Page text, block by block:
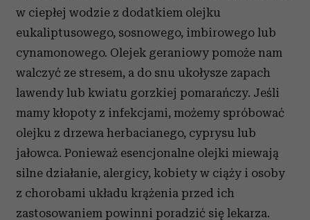
w ciepłej wodzie z dodatkiem olejku
eukaliptusowego, sosnowego, imbirowego lub
cynamonowego. Olejek geraniowy pomoże nam
walczyć ze stresem, a do snu ukołysze zapach
lawendy lub kwiatu gorzkiej pomarańczy. Jeśli
mamy kłopoty z infekcjami, możemy spróbować
olejku z drzewa herbacianego, cyprysu lub
jałowca. Ponieważ esencjonalne olejki miewają
silne działanie, alergicy, kobiety w ciąży i osoby
z chorobami układu krążenia przed ich
zastosowaniem powinni poradzić się lekarza.